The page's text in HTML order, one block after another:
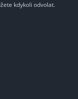
kdykoli odvolat.